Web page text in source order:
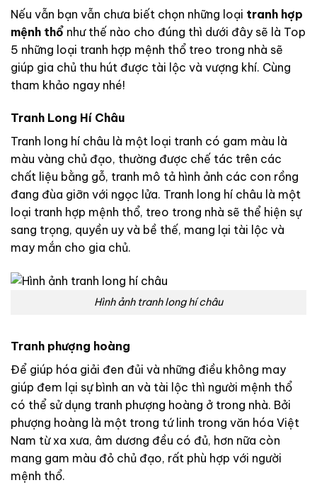
Nếu vẫn bạn vẫn chưa biết chọn những loại tranh hợp
mệnh thổ như thế nào cho đúng thì dưới đây sẽ là Top
5 những loại tranh hợp mệnh thổ treo trong nhà sẽ
giúp gia chủ thu hút được tài lộc và vượng khí. Cùng
tham khảo ngay nhé!
Tranh Long Hí Châu
Tranh long hí châu là một loại tranh có gam màu là
màu vàng chủ đạo, thường được chế tác trên các
chất liệu bằng gỗ, tranh mô tả hình ảnh các con rồng
đang đùa giỡn với ngọc lửa. Tranh long hí châu là một
loại tranh hợp mệnh thổ, treo trong nhà sẽ thể hiện sự
sang trọng, quyền uy và bề thế, mang lại tài lộc và
may mắn cho gia chủ.
Hình ảnh tranh long hí châu
Tranh phượng hoàng
Để giúp hóa giải đen đủi và những điều không may
giúp đem lại sự bình an và tài lộc thì người mệnh thổ
có thể sử dụng tranh phượng hoàng ở trong nhà. Bởi
phượng hoàng là một trong tứ linh trong văn hóa Việt
Nam từ xa xưa, âm dương đều có đủ, hơn nữa còn
mang gam màu đỏ chủ đạo, rất phù hợp với người
mệnh thổ.